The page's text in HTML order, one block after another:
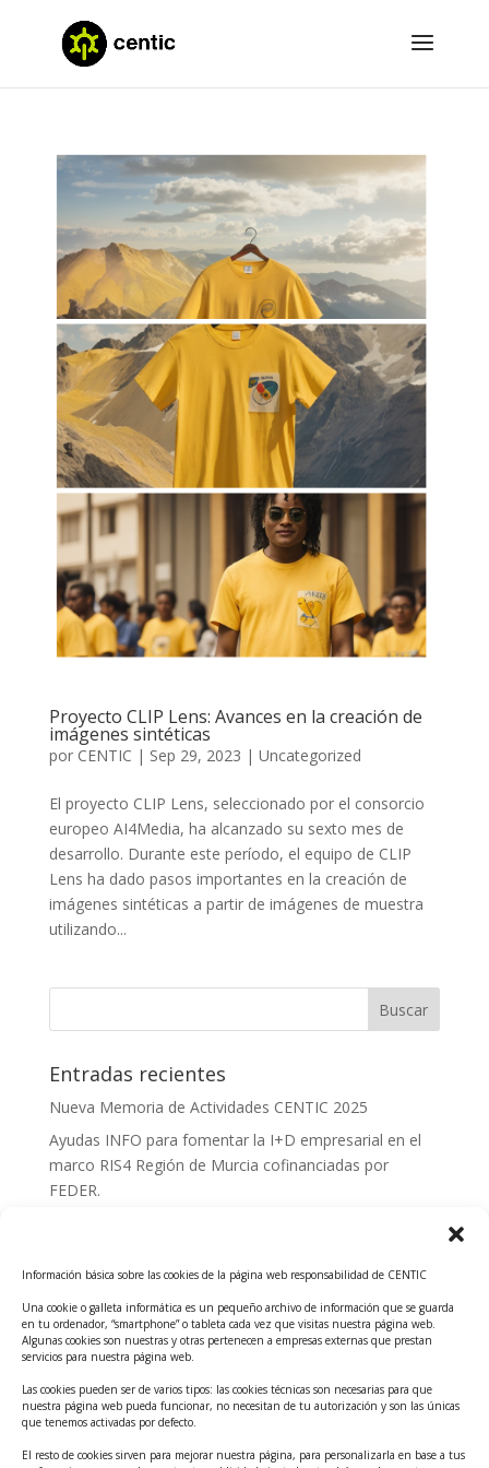
Información básica sobre las cookies de la página web responsabilidad de CENTIC
Una cookie o galleta informática es un pequeño archivo de información que se guarda
en tu ordenador, “smartphone” o tableta cada vez que visitas nuestra página web.
Algunas cookies son nuestras y otras pertenecen a empresas externas que prestan
servicios para nuestra página web.
Las cookies pueden ser de varios tipos: las cookies técnicas son necesarias para que
nuestra página web pueda funcionar, no necesitan de tu autorización y son las únicas
que tenemos activadas por defecto.
El resto de cookies sirven para mejorar nuestra página, para personalizarla en base a tus
Proyecto CLIP Lens: Avances en la creación de
imágenes sintéticas
por CENTIC | Sep 29, 2023 | Uncategorized
El proyecto CLIP Lens, seleccionado por el consorcio
europeo AI4Media, ha alcanzado su sexto mes de
desarrollo. Durante este período, el equipo de CLIP
Lens ha dado pasos importantes en la creación de
imágenes sintéticas a partir de imágenes de muestra
utilizando...
Entradas recientes
Nueva Memoria de Actividades CENTIC 2025
Ayudas INFO para fomentar la I+D empresarial en el
marco RIS4 Región de Murcia cofinanciadas por
FEDER.
Tecnológicos 2ª ed.
Ayudas INFO para el apoyo a las empresas
innovadoras con potencial tecnológico y escalables
Convocatoria Cheque de Innovación. Ayudas INFO
para la contratación de servicios de Innovación y
Competitividad
Cheque Inversión del INFO. Ayudas para la